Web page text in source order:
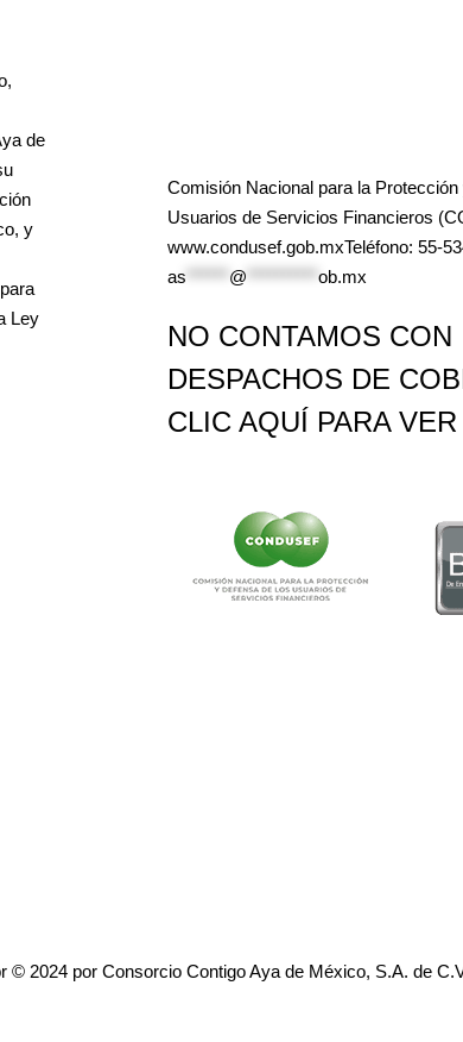
de
y
Ley
Comisión Nacional para la
Usuarios de Servicios Financieros
www.condusef.gob.mxTeléfono: 55-
as
@ ob.mx
NO CONTAMOS CON
DESPACHOS DE
CLIC AQUÍ PARA
© 2024 por Consorcio Contigo Aya de México, S.A. de